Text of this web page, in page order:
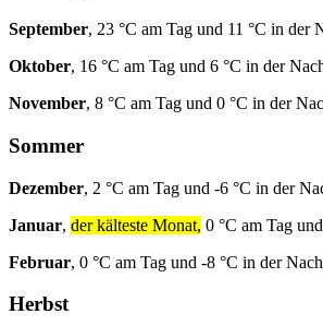
September, 23 °C am Tag und 11 °C in der
Oktober, 16 °C am Tag und 6 °C in der
November, 8 °C am Tag und 0 °C in der
Sommer
Dezember, 2 °C am Tag und -6 °C in der
Januar, der kälteste Monat, 0 °C am Tag
Februar, 0 °C am Tag und -8 °C in der
Herbst